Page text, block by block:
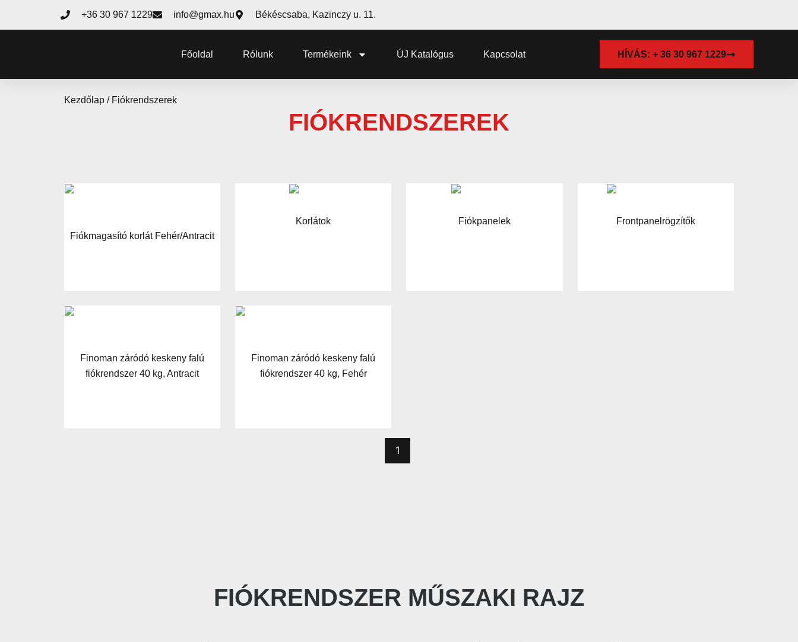
+36 30 967 1229 info@gmax.hu Békéscsaba, Kazinczy u. 11.
Főoldal Rólunk Termékeink ÚJ Katalógus Kapcsolat HÍVÁS: + 36 30 967 1229
Kezdőlap/ Fiókrendszerek
FIÓKRENDSZEREK
Fiókmagasító korlát Fehér/Antracit
Korlátok Fiókpanelek Frontpanelrögzítők
Finoman záródó keskeny falú
fiókrendszer 40 kg, Antracit
Finoman záródó keskeny falú
fiókrendszer 40 kg, Fehér
1
FIÓKRENDSZER MŰSZAKI RAJZ